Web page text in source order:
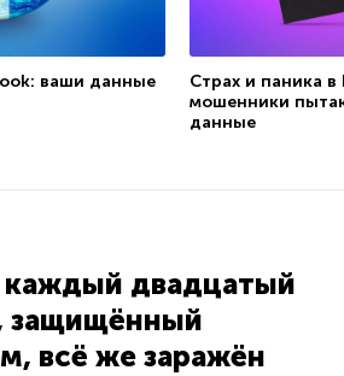
ваши данные
Страх и паника в
мошенники
данные
двадцатый
защищённый
всё же заражён